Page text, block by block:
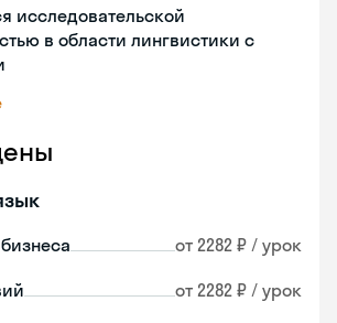
исследовательской
в области лингвистики с
от 2282 ₽ / урок
от 2282 ₽ / урок